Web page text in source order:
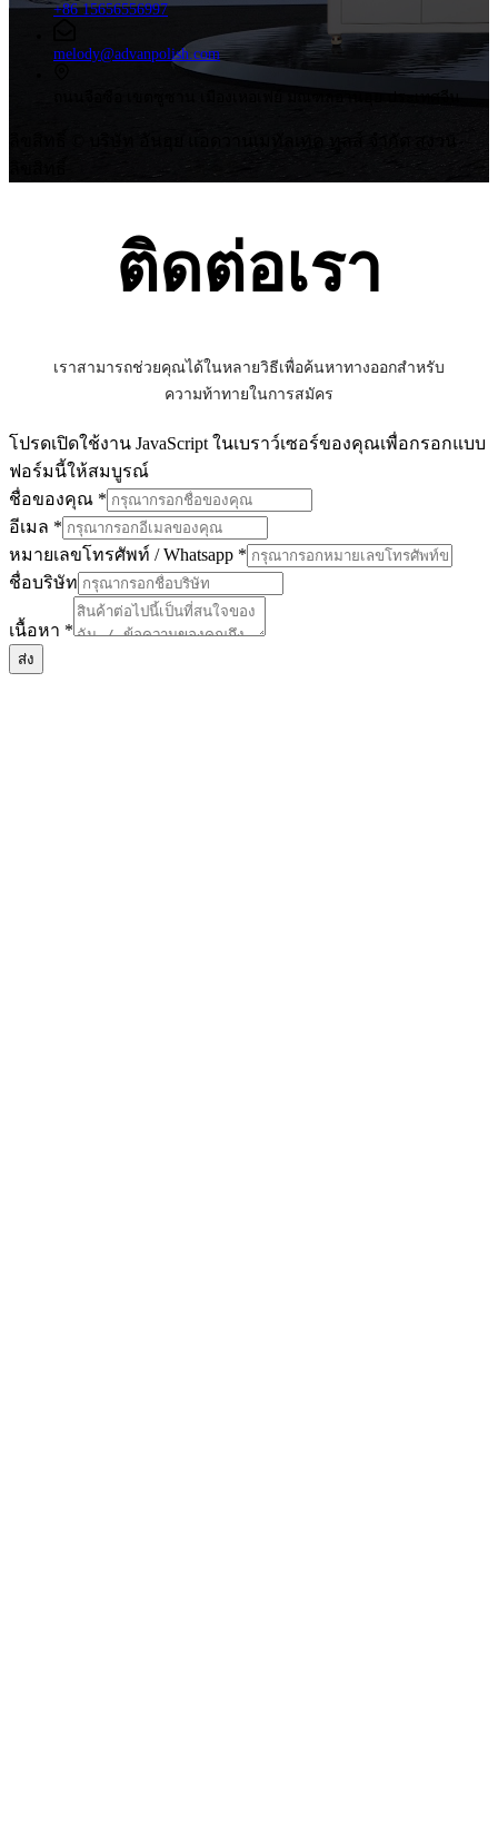
+86 15656556997
melody@advanpolish.com
ถนนจือซือ เขตซูซาน เมืองเหอเฟย์ มณฑลอานฮุย ประเทศจีน
ติดต่อเรา
เราสามารถช่วยคุณได้ในหลายวิธีเพื่อค้นหาทางออกสำหรับ
ความท้าทายในการสมัคร
โปรดเปิดใช้งาน JavaScript ในเบราว์เซอร์ของคุณเพื่อกรอกแบบ
ฟอร์มนี้ให้สมบูรณ์
ชื่อของคุณ *
อีเมล *
หมายเลขโทรศัพท์ / Whatsapp *
หมายเลข
ชื่อ
ชื่อบริษัท
เนื้อหา *
ส่ง